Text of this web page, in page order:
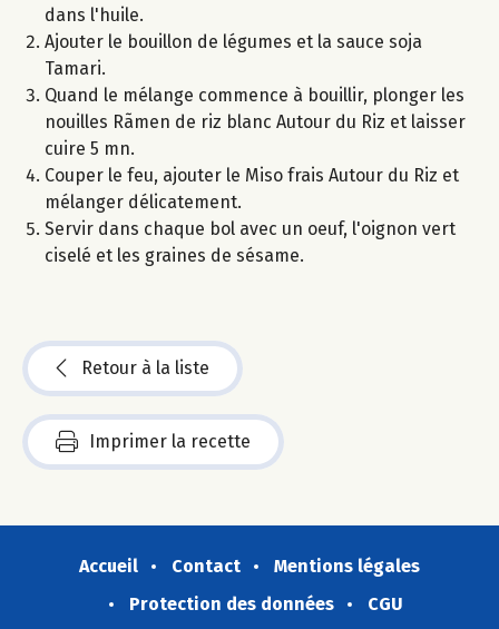
dans l'huile.
Ajouter le bouillon de légumes et la sauce soja
Tamari.
Quand le mélange commence à bouillir, plonger les
nouilles Rãmen de riz blanc Autour du Riz et laisser
cuire 5 mn.
Couper le feu, ajouter le Miso frais Autour du Riz et
mélanger délicatement.
Servir dans chaque bol avec un oeuf, l'oignon vert
ciselé et les graines de sésame.
Retour à la liste
Imprimer la recette
Accueil Contact
Mentions légales
Protection des données
CGU